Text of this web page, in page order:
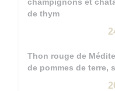
de thym
Thon rouge de
de pommes de terre,